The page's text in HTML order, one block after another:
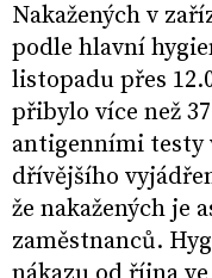
Nakažených v
podle hlavní
listopadu přes
přibylo více než
antigenními testy
dřívějšího
že nakažených je
zaměstnanců.